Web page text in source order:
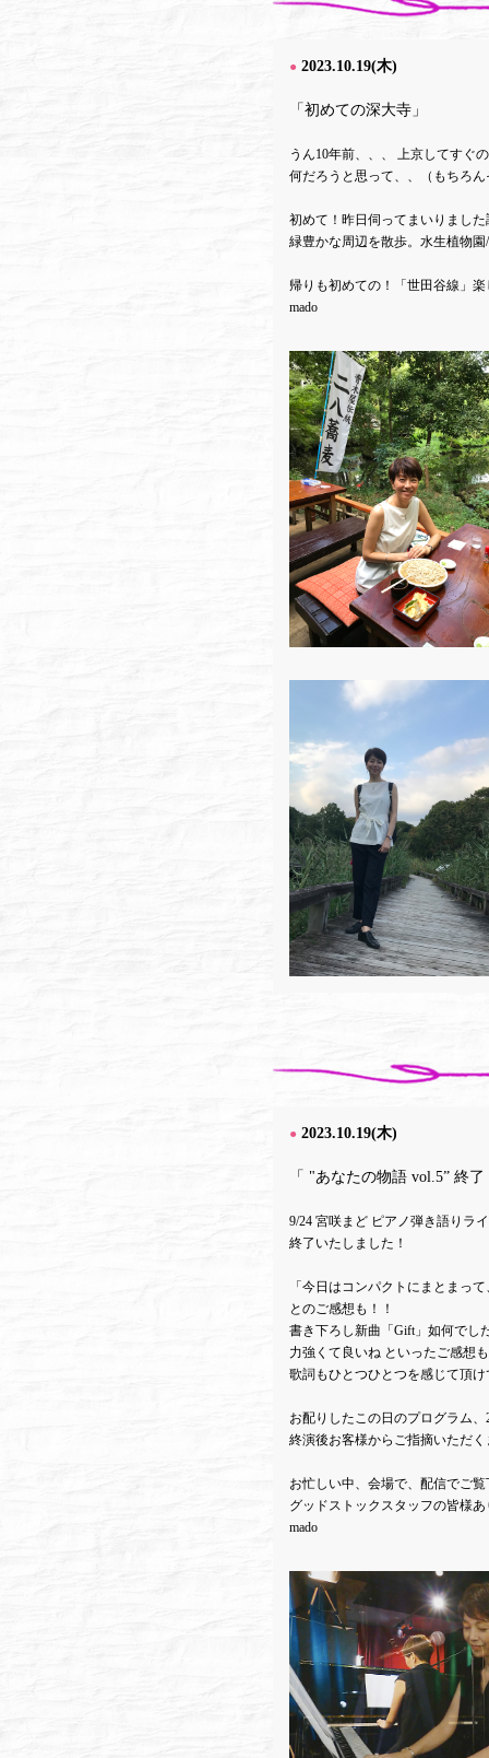
● 2023.10.19(木)
「初めての深大寺」
うん10年前、、、 上京してすぐ
何だろうと思って、、（もちろ
初めて！昨日伺ってまいりまし
緑豊かな周辺を散歩。水生植物
帰りも初めての！「世田谷線」
mado
● 2023.10.19(木)
「 "あなたの物語 vol.5” 終了
9/24 宮咲まど ピアノ弾き語りラ
終了いたしました！
「今日はコンパクトにまとまっ
とのご感想も！！
書き下ろし新曲「Gift」如何でし
力強くて良いね といったご感想
歌詞もひとつひとつを感じて頂
お配りしたこの日のプログラム
終演後お客様からご指摘いただ
お忙しい中、会場で、配信でご
グッドストックスタッフの皆様
mado